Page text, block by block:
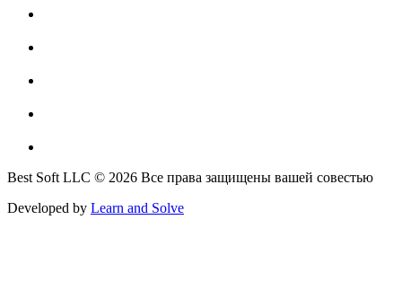
Best Soft LLC © 2026 Все права защищены вашей совестью
Developed by Learn and Solve